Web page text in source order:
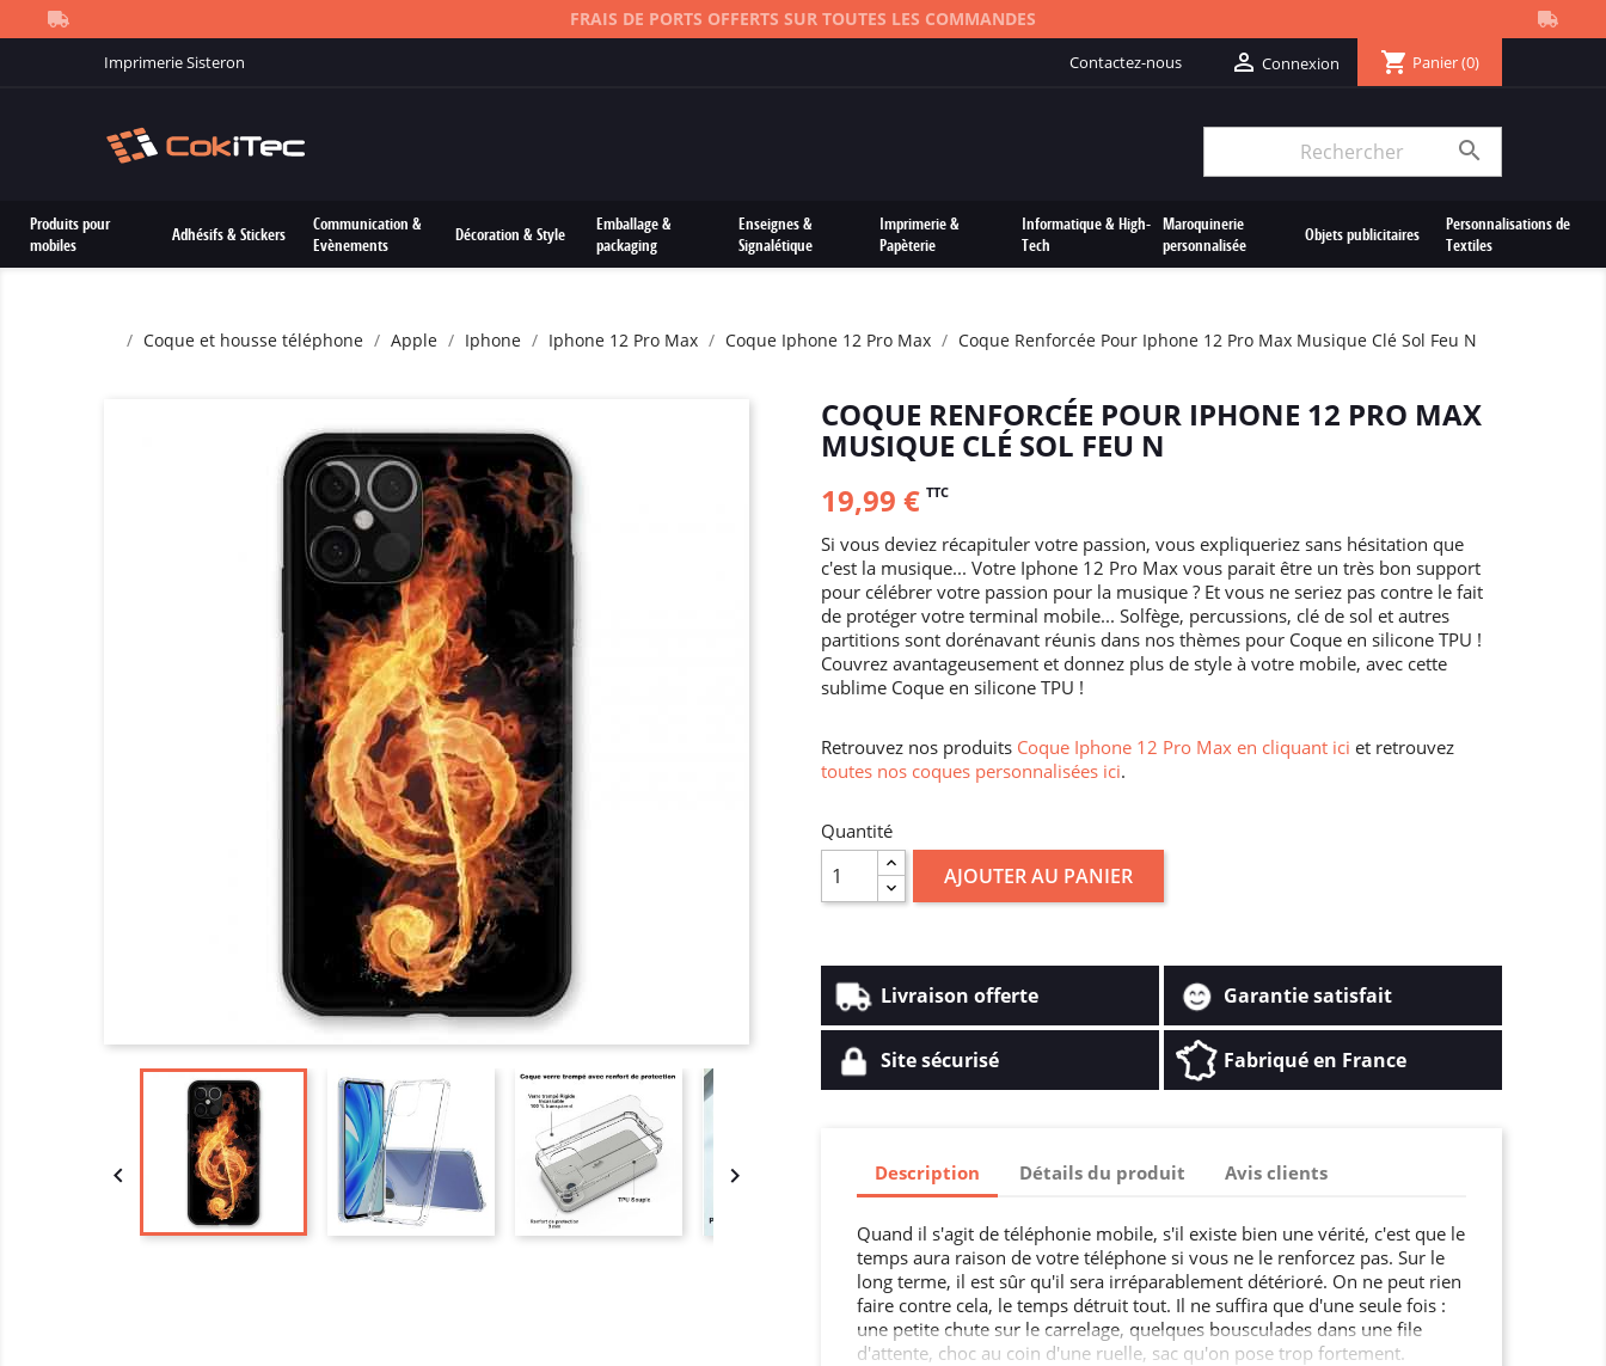
FRAIS DE PORTS OFFERTS SUR TOUTES LES COMMANDES
Imprimerie Sisteron Contactez-nous  Connexion shopping_cart Panier(0)

Produits pour
mobiles
Adhésifs & Stickers
Communication &
Evènements
Décoration & Style
Emballage &
packaging
Enseignes &
Signalétique
Imprimerie &
Papèterie
Informatique & High-
Tech
Maroquinerie
personnalisée
Objets publicitaires
Personnalisations de
Textiles
Coque et housse téléphone Apple Iphone Iphone 12 Pro Max Coque Iphone 12 Pro Max Coque Renforcée Pour Iphone 12 Pro Max Musique Clé Sol Feu N
 
COQUE RENFORCÉE POUR IPHONE 12 PRO MAX
MUSIQUE CLÉ SOL FEU N
19,99 € TTC
Si vous deviez récapituler votre passion, vous expliqueriez sans hésitation que
c'est la musique... Votre Iphone 12 Pro Max vous parait être un très bon support
pour célébrer votre passion pour la musique ? Et vous ne seriez pas contre le fait
de protéger votre terminal mobile... Solfège, percussions, clé de sol et autres
partitions sont dorénavant réunis dans nos thèmes pour Coque en silicone TPU !
Couvrez avantageusement et donnez plus de style à votre mobile, avec cette
sublime Coque en silicone TPU !
Retrouvez nos produits Coque Iphone 12 Pro Max en cliquant ici et retrouvez
toutes nos coques personnalisées ici.
Quantité
AJOUTER AU PANIER
Livraison offerte Garantie satisfait
Site sécurisé Fabriqué en France
Description Détails du produit Avis clients
Quand il s'agit de téléphonie mobile, s'il existe bien une vérité, c'est que le
temps aura raison de votre téléphone si vous ne le renforcez pas. Sur le
long terme, il est sûr qu'il sera irréparablement détérioré. On ne peut rien
faire contre cela, le temps détruit tout. Il ne suffira que d'une seule fois :
une petite chute sur le carrelage, quelques bousculades dans une file
d'attente, choc au coin d'une ruelle, sac qu'on pose trop fortement.